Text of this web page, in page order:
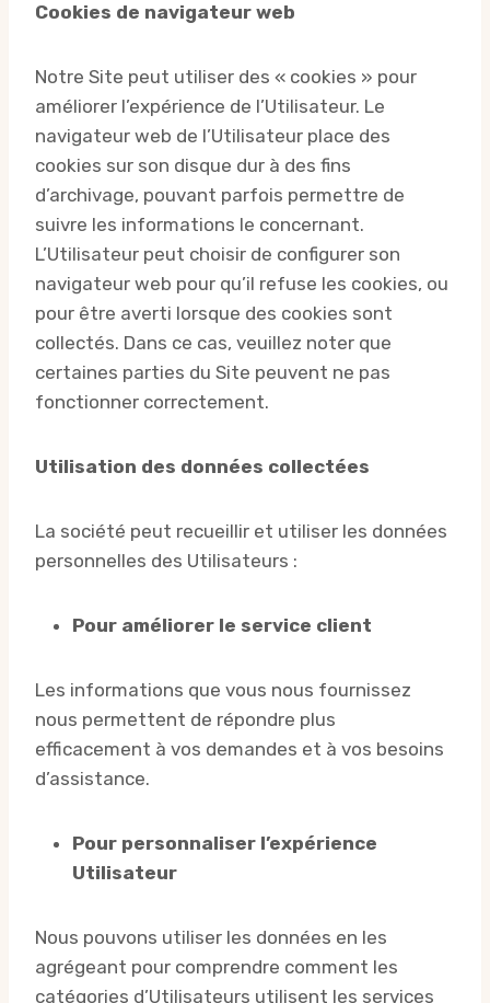
Cookies de navigateur web
Notre Site peut utiliser des « cookies » pour
améliorer l’expérience de l’Utilisateur. Le
navigateur web de l’Utilisateur place des
cookies sur son disque dur à des fins
d’archivage, pouvant parfois permettre de
suivre les informations le concernant.
L’Utilisateur peut choisir de configurer son
navigateur web pour qu’il refuse les cookies, ou
pour être averti lorsque des cookies sont
collectés. Dans ce cas, veuillez noter que
certaines parties du Site peuvent ne pas
fonctionner correctement.
Utilisation des données collectées
La société peut recueillir et utiliser les données
personnelles des Utilisateurs :
Pour améliorer le service client
Les informations que vous nous fournissez
nous permettent de répondre plus
efficacement à vos demandes et à vos besoins
d’assistance.
Pour personnaliser l’expérience
Utilisateur
Nous pouvons utiliser les données en les
agrégeant pour comprendre comment les
catégories d’Utilisateurs utilisent les services